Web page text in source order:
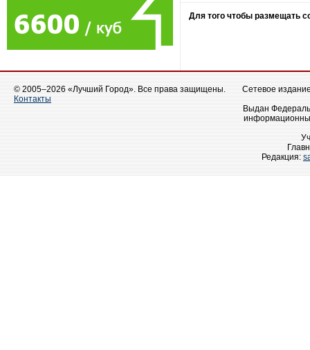
Для того чтобы размещать
© 2005–2026 «Лучший Город». Все права защищены.
Контакты
Сетевое
Выдан
Редакция: